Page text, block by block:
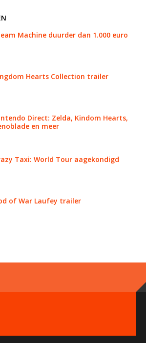
Machine duurder dan 1.000 euro
Hearts Collection trailer
Direct: Zelda, Kindom Hearts,
en meer
Taxi: World Tour aagekondigd
of War Laufey trailer